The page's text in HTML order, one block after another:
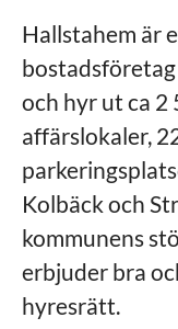
Hallstahem är
och hyr ut ca 2
affärslokaler,
Kolbäck och
kommunens
erbjuder bra
hyresrätt.